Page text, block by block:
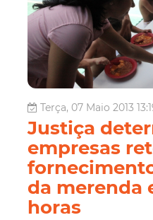
Terça, 07 Maio 2013
Justiça
empresas
da merenda
horas